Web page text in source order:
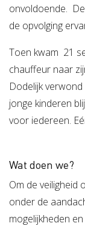
onvoldoende.
de opvolging
Toen kwam 21
chauffeur naar
Dodelijk
jonge kinderen
voor iedereen.
Wat doen we?
Om de
onder de
mogelijkheden